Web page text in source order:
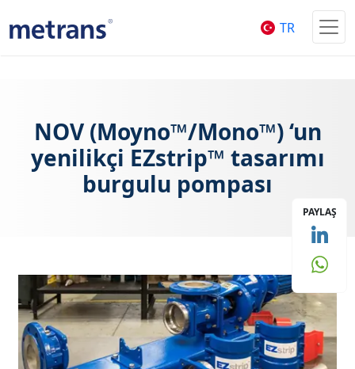
TR
PAYLAŞ
NOV (Moyno™/Mono™) ‘un
yenilikçi EZstrip™ tasarımı
burgulu pompası